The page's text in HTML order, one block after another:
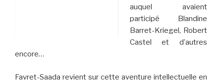
auquel avaient
participé Blandine
Barret-Kriegel, Robert
Castel et d’autres
encore…
Favret-Saada revient sur cette aventure intellectuelle en